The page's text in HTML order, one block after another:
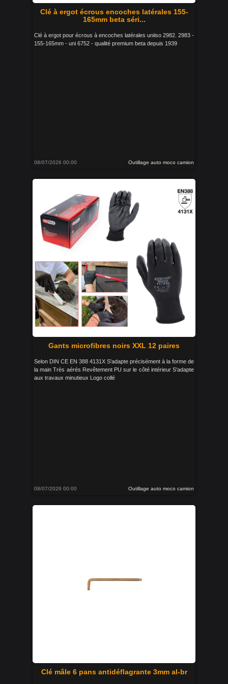
Clé à ergot écrous encoches latérales 155-
165mm beta séri...
Clé à ergot pour écrous à encoches latérales uniiso 2982. 2983 -
155-165mm - uni 6752 - qualité premium beta depuis 1939
08/07/2026 00:00 Outillage auto moco camion
Gants microfibres noirs XXL 12 paires
Selon DIN CE EN 388 4131X S'adapte précisément à la forme de
la main Très aérés Revêtement PU sur le côté intérieur S'adapte
aux travaux minutieux Logo collé
08/07/2026 00:00 Outillage auto moco camion
Clé mâle 6 pans antidéflagrante 3mm al-br